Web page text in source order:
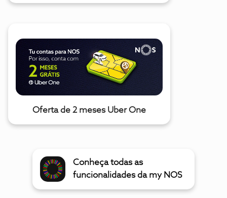
Oferta de 2 meses Uber One
Conheça todas as
funcionalidades da my NOS